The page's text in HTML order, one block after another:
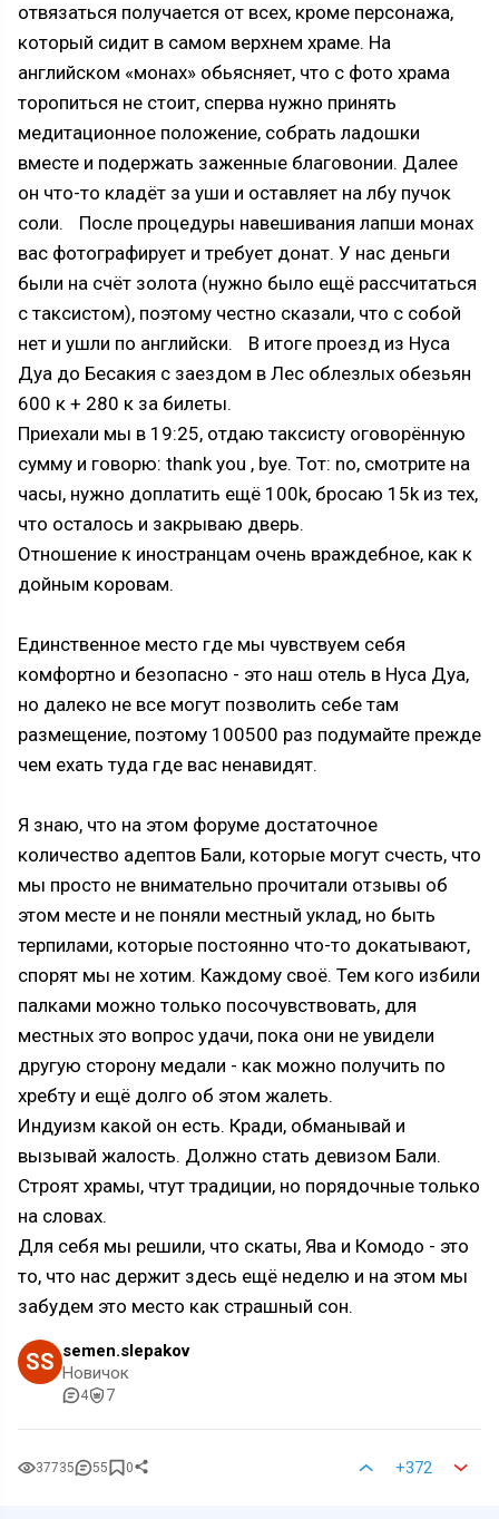
отвязаться получается от всех, кроме персонажа,
который сидит в самом верхнем храме. На
английском «монах» обьясняет, что с фото храма
торопиться не стоит, сперва нужно принять
медитационное положение, собрать ладошки
вместе и подержать заженные благовонии. Далее
он что-то кладёт за уши и оставляет на лбу пучок
соли. После процедуры навешивания лапши монах
вас фотографирует и требует донат. У нас деньги
были на счёт золота (нужно было ещё рассчитаться
с таксистом), поэтому честно сказали, что с собой
нет и ушли по английски. В итоге проезд из Нуса
Дуа до Бесакия с заездом в Лес облезлых обезьян
600 к + 280 к за билеты.
Приехали мы в 19:25, отдаю таксисту оговорённую
сумму и говорю: thank you , bye. Тот: no, смотрите на
часы, нужно доплатить ещё 100k, бросаю 15k из тех,
что осталось и закрываю дверь.
Отношение к иностранцам очень враждебное, как к
дойным коровам.
Единственное место где мы чувствуем себя
комфортно и безопасно - это наш отель в Нуса Дуа,
но далеко не все могут позволить себе там
размещение, поэтому 100500 раз подумайте прежде
чем ехать туда где вас ненавидят.
Я знаю, что на этом форуме достаточное
количество адептов Бали, которые могут счесть, что
мы просто не внимательно прочитали отзывы об
этом месте и не поняли местный уклад, но быть
терпилами, которые постоянно что-то докатывают,
спорят мы не хотим. Каждому своё. Тем кого избили
палками можно только посочувствовать, для
местных это вопрос удачи, пока они не увидели
другую сторону медали - как можно получить по
хребту и ещё долго об этом жалеть.
Индуизм какой он есть. Кради, обманывай и
вызывай жалость. Должно стать девизом Бали.
Строят храмы, чтут традиции, но порядочные только
на словах.
Для себя мы решили, что скаты, Ява и Комодо - это
то, что нас держит здесь ещё неделю и на этом мы
забудем это место как страшный сон.
SS semen.slepakov
Новичок
4 7
37735 55 0 +372